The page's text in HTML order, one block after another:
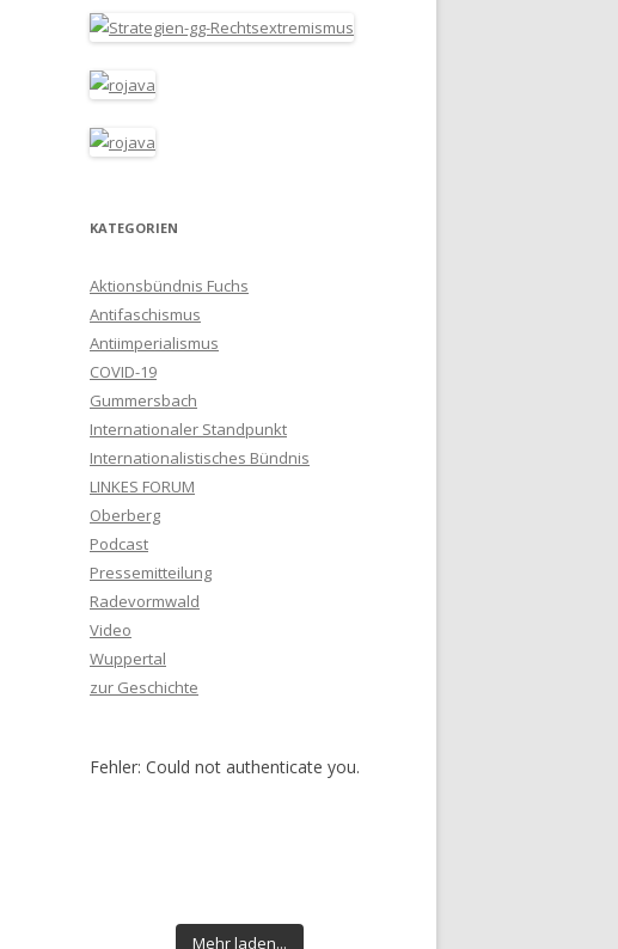
KATEGORIEN
Aktionsbündnis Fuchs
Antifaschismus
Antiimperialismus
COVID-19
Gummersbach
Internationaler Standpunkt
Internationalistisches Bündnis
LINKES FORUM
Oberberg
Podcast
Pressemitteilung
Radevormwald
Video
Wuppertal
zur Geschichte
Fehler: Could not authenticate you.
Mehr laden...